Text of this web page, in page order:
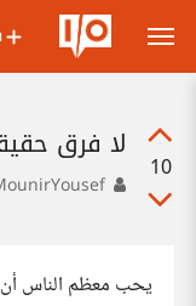
10
لا فرق
يحب معظم الناس أن